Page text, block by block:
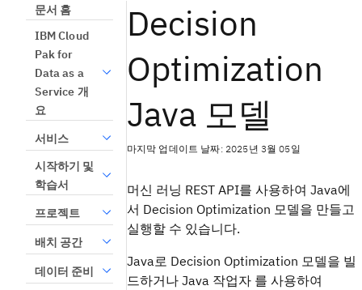
문서 홈
IBM Cloud
Pak for
Data as a
Service 개
요
서비스
시작하기 및
학습서
프로젝트
배치 공간
데이터 준비
Decision
Optimization
Java 모델
마지막 업데이트 날짜: 2025년 3월 05일
머신 러닝 REST API를 사용하여 Java에
서 Decision Optimization 모델을 만들고
실행할 수 있습니다.
Java로 Decision Optimization 모델을 빌
드하거나 Java 작업자를 사용하여